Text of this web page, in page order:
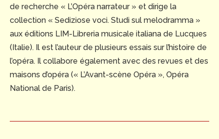
de recherche « L’Opéra narrateur » et dirige la
collection « Sediziose voci. Studi sul melodramma »
aux éditions LIM-Libreria musicale italiana de Lucques
(Italie). Il est l’auteur de plusieurs essais sur l’histoire de
l’opéra. Il collabore également avec des revues et des
maisons d’opéra (« L’Avant-scène Opéra », Opéra
National de Paris).